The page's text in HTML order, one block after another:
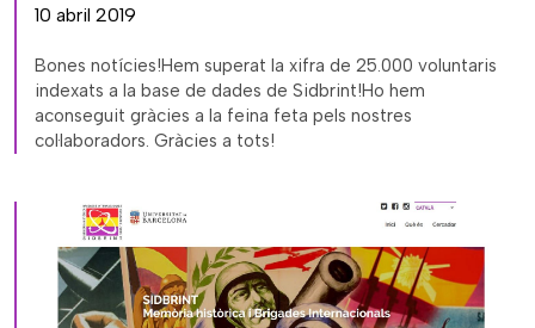
10 abril 2019
Bones notícies!Hem superat la xifra de 25.000 voluntaris
indexats a la base de dades de Sidbrint!Ho hem
aconseguit gràcies a la feina feta pels nostres
col·laboradors. Gràcies a tots!